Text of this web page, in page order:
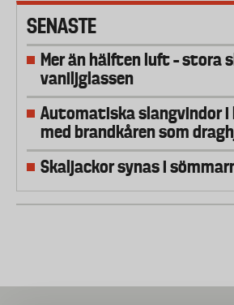
SENASTE
Mer än hälften luft – stora
vaniljglassen
Automatiska slangvindor
med brandkåren som
Skaljackor synas i